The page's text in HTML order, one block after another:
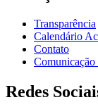
Transparência
Calendário
Contato
Comunicação
Redes